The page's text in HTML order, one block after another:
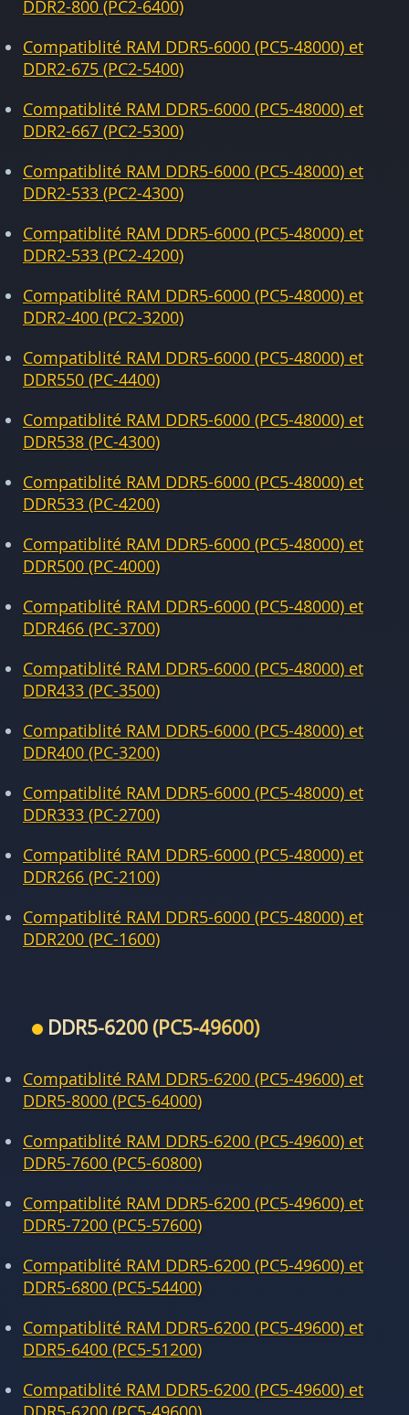
DDR2-800 (PC2-6400)
Compatiblité RAM DDR5-6000 (PC5-48000) et
DDR2-675 (PC2-5400)
Compatiblité RAM DDR5-6000 (PC5-48000) et
DDR2-667 (PC2-5300)
Compatiblité RAM DDR5-6000 (PC5-48000) et
DDR2-533 (PC2-4300)
Compatiblité RAM DDR5-6000 (PC5-48000) et
DDR2-533 (PC2-4200)
Compatiblité RAM DDR5-6000 (PC5-48000) et
DDR2-400 (PC2-3200)
Compatiblité RAM DDR5-6000 (PC5-48000) et
DDR550 (PC-4400)
Compatiblité RAM DDR5-6000 (PC5-48000) et
DDR538 (PC-4300)
Compatiblité RAM DDR5-6000 (PC5-48000) et
DDR533 (PC-4200)
Compatiblité RAM DDR5-6000 (PC5-48000) et
DDR500 (PC-4000)
Compatiblité RAM DDR5-6000 (PC5-48000) et
DDR466 (PC-3700)
Compatiblité RAM DDR5-6000 (PC5-48000) et
DDR433 (PC-3500)
Compatiblité RAM DDR5-6000 (PC5-48000) et
DDR400 (PC-3200)
Compatiblité RAM DDR5-6000 (PC5-48000) et
DDR333 (PC-2700)
Compatiblité RAM DDR5-6000 (PC5-48000) et
DDR266 (PC-2100)
Compatiblité RAM DDR5-6000 (PC5-48000) et
DDR200 (PC-1600)
DDR5-6200 (PC5-49600)
Compatiblité RAM DDR5-6200 (PC5-49600) et
DDR5-8000 (PC5-64000)
Compatiblité RAM DDR5-6200 (PC5-49600) et
DDR5-7600 (PC5-60800)
Compatiblité RAM DDR5-6200 (PC5-49600) et
DDR5-7200 (PC5-57600)
Compatiblité RAM DDR5-6200 (PC5-49600) et
DDR5-6800 (PC5-54400)
Compatiblité RAM DDR5-6200 (PC5-49600) et
DDR5-6400 (PC5-51200)
Compatiblité RAM DDR5-6200 (PC5-49600) et